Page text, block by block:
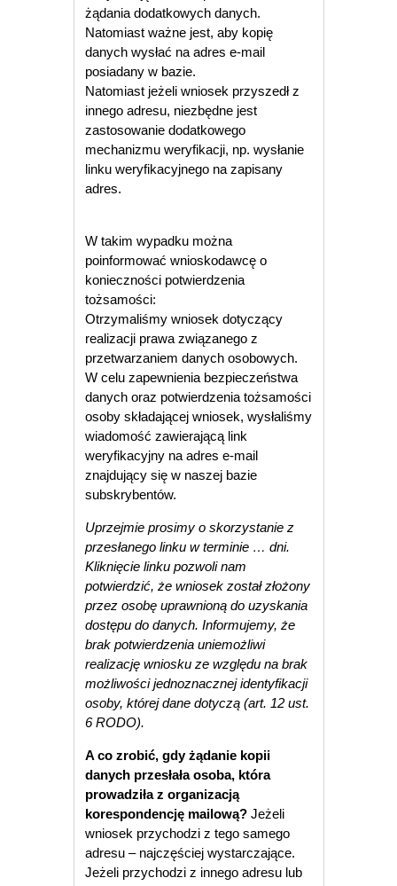
żądania dodatkowych danych.
Natomiast ważne jest, aby kopię
danych wysłać na adres e-mail
posiadany w bazie.
Natomiast jeżeli wniosek przyszedł z
innego adresu, niezbędne jest
zastosowanie dodatkowego
mechanizmu weryfikacji, np. wysłanie
linku weryfikacyjnego na zapisany
adres.
W takim wypadku można
poinformować wnioskodawcę o
konieczności potwierdzenia
tożsamości:
Otrzymaliśmy wniosek dotyczący
realizacji prawa związanego z
przetwarzaniem danych osobowych.
W celu zapewnienia bezpieczeństwa
danych oraz potwierdzenia tożsamości
osoby składającej wniosek, wysłaliśmy
wiadomość zawierającą link
weryfikacyjny na adres e-mail
znajdujący się w naszej bazie
subskrybentów.
Uprzejmie prosimy o skorzystanie z
przesłanego linku w terminie … dni.
Kliknięcie linku pozwoli nam
potwierdzić, że wniosek został złożony
przez osobę uprawnioną do uzyskania
dostępu do danych. Informujemy, że
brak potwierdzenia uniemożliwi
realizację wniosku ze względu na brak
możliwości jednoznacznej identyfikacji
osoby, której dane dotyczą (art. 12 ust.
6 RODO).
A co zrobić, gdy żądanie kopii
danych przesłała osoba, która
prowadziła z organizacją
korespondencję mailową? Jeżeli
wniosek przychodzi z tego samego
adresu – najczęściej wystarczające.
Jeżeli przychodzi z innego adresu lub